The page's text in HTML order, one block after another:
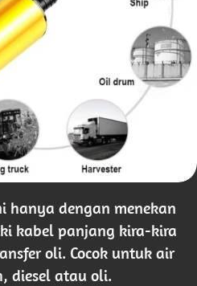
hanya dengan menekan
kabel panjang kira-kira
oli. Cocok untuk air
diesel atau oli.